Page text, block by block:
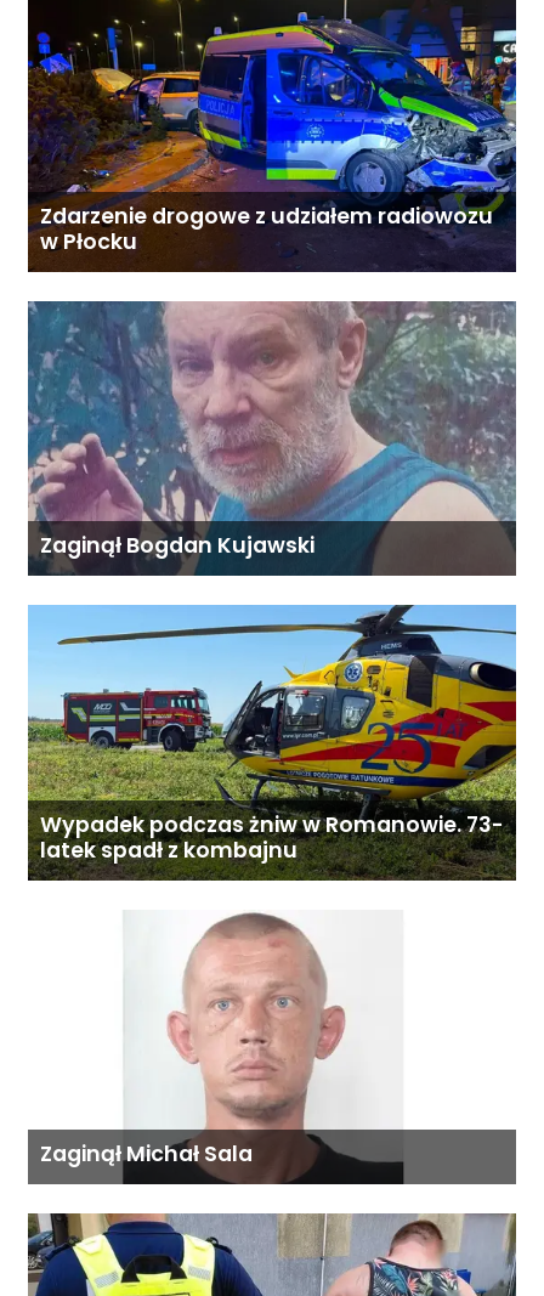
Zdarzenie drogowe z udziałem radiowozu
w Płocku
Zaginął Bogdan Kujawski
Wypadek podczas żniw w Romanowie. 73-
latek spadł z kombajnu
Zaginął Michał Sala